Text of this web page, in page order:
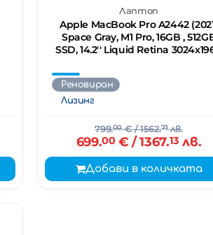
Лаптоп
Apple MacBook Pro A2442
Space Gray, M1 Pro, 16GB ,
SSD, 14.2'' Liquid Retina
Реновиран
Лизинг
799.00€/ 1562.71лв.
699.00€ / 1367.13 лв.
Добави в количката